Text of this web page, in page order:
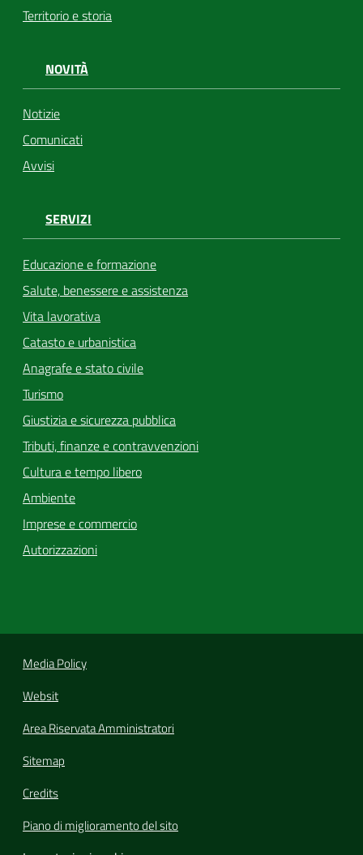
Territorio e storia
NOVITÀ
Notizie
Comunicati
Avvisi
SERVIZI
Educazione e formazione
Salute, benessere e assistenza
Vita lavorativa
Catasto e urbanistica
Anagrafe e stato civile
Turismo
Giustizia e sicurezza pubblica
Tributi, finanze e contravvenzioni
Cultura e tempo libero
Ambiente
Imprese e commercio
Autorizzazioni
Media Policy
Websit
Area Riservata Amministratori
Sitemap
Credits
Piano di miglioramento del sito